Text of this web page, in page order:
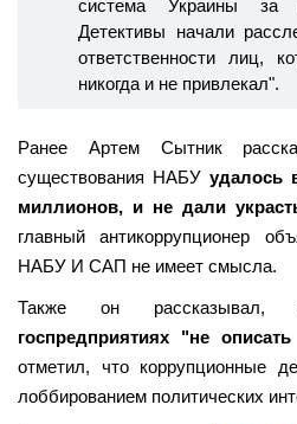
система Украины за
Детективы начали
ответственности лиц,
никогда и не привлекал".
Ранее Артем Сытник
существования НАБУ удалось
миллионов, и не дали
главный антикоррупционер
НАБУ И САП не имеет смысла.
Также он
госпредприятиях "не
отметил, что коррупционные
лоббированием политических